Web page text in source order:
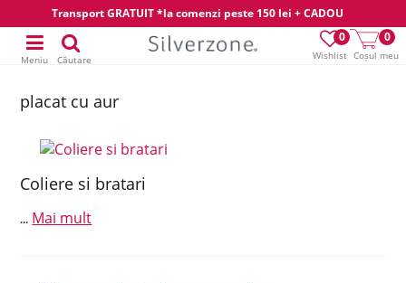
Transport GRATUIT *la comenzi peste 150 lei + CADOU
Wishlist
0
Coșul meu
0
Meniu Căutare
placat cu aur
Coliere si bratari
... Mai mult